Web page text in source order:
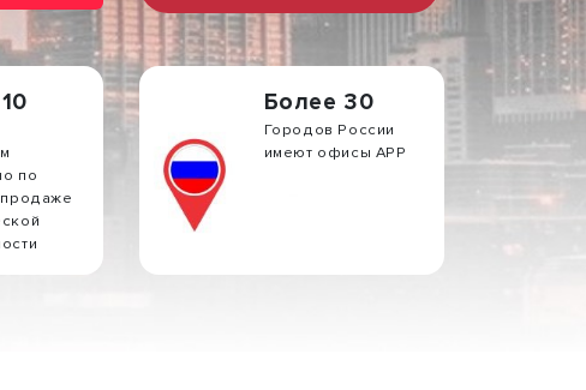
по
Более 30
Городов России
имеют офисы АРР